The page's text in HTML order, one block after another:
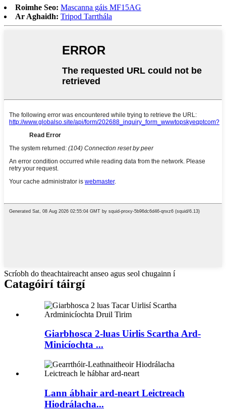
Roimhe Seo: Mascanna gáis MF15AG
Ar Aghaidh: Tripod Tarrthála
Scríobh do theachtaireacht anseo agus seol chugainn í
Catagóirí táirgí
Giarbhosca 2-luas Uirlis Scartha Ard-
Minicíochta ...
Lann ábhair ard-neart Leictreach
Hiodrálacha...